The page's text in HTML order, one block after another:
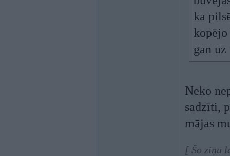
ka
gan
Neko
sadzīti,
mājas
[ Šo ziņu